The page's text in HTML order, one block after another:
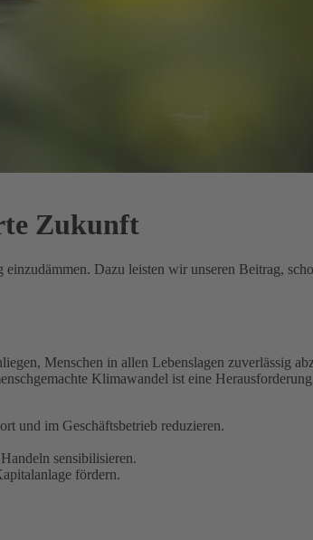
Zukunft
Dazu leisten wir unseren Beitrag,
Menschen in allen Lebenslagen zuverlässig
Klimawandel ist eine
und im Geschäftsbetrieb reduzieren.
sensibilisieren.
fördern.